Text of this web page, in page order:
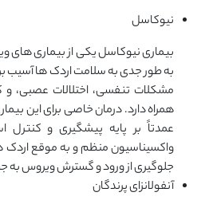
نیوکاسل
بیماری نیوکاسل یکی از بیماری
به طور جدی به سلامت اردک ‌ها آسیب
مشکلات تنفسی، اختلالات عصبی،
همراه دارد. درمان خاصی برای این
عمدتاً بر پایه پیشگیری و
واکسیناسیون منظم و به ‌موقع اردک
جلوگیری از ورود و گسترش ویروس به
آنفولانزای پرندگان